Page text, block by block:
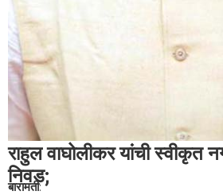
राहुल वाघोलीकर यांची स्वीकृत
निवड;
बारामती: